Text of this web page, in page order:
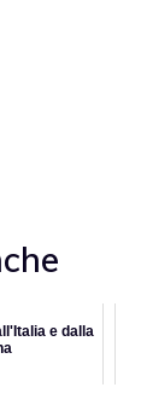
e dalla